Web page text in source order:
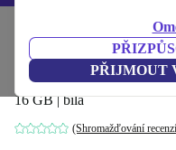
PŘIJMOUT
Mobily a
Doro 8040
16 GB | bílá
(Shromažďování